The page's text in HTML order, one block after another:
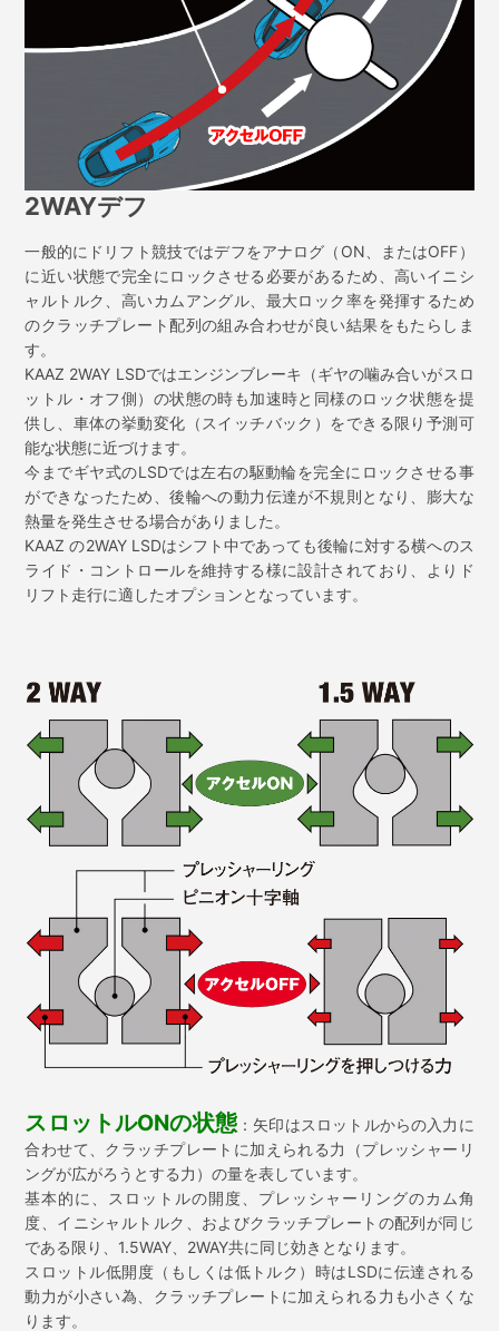
2WAYデフ
一般的にドリフト競技ではデフをアナログ（ON、またはOFF）
に近い状態で完全にロックさせる必要があるため、高いイニシ
ャルトルク、高いカムアングル、最大ロック率を発揮するため
のクラッチプレート配列の組み合わせが良い結果をもたらしま
す。
KAAZ 2WAY LSDではエンジンブレーキ（ギヤの噛み合いがスロ
ットル・オフ側）の状態の時も加速時と同様のロック状態を提
供し、車体の挙動変化（スイッチバック）をできる限り予測可
能な状態に近づけます。
今までギヤ式のLSDでは左右の駆動輪を完全にロックさせる事
ができなったため、後輪への動力伝達が不規則となり、膨大な
熱量を発生させる場合がありました。
KAAZ の2WAY LSDはシフト中であっても後輪に対する横へのス
ライド・コントロールを維持する様に設計されており、よりド
リフト走行に適したオプションとなっています。
スロットルONの状態 ：矢印はスロットルからの入力に
合わせて、クラッチプレートに加えられる力（プレッシャーリ
ングが広がろうとする力）の量を表しています。
基本的に、スロットルの開度、プレッシャーリングのカム角
度、イニシャルトルク、およびクラッチプレートの配列が同じ
である限り、1.5WAY、2WAY共に同じ効きとなります。
スロットル低開度（もしくは低トルク）時はLSDに伝達される
動力が小さい為、クラッチプレートに加えられる力も小さくな
ります。